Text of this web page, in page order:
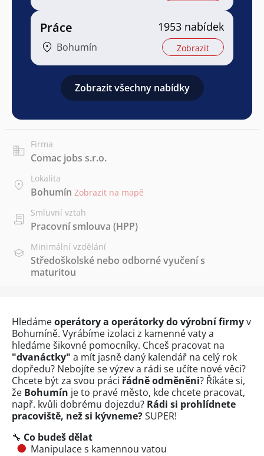
Práce
Bohumín
1953 nabídek
Zobrazit
Zobrazit všechny nabídky
Firma
Comac jobs s.r.o.
Lokalita
Bohumín Zobrazit na mapě
Smluvní vztah
Pracovní smlouva (HPP)
Minimální vzdělání
Středoškolské nebo odborné vyučení s
maturitou
Hledámeoperátory a operátorky do výrobní firmyv
Bohumíně. Vyrábíme izolaci z kamenné vaty a
hledáme šikovné pomocníky. Chceš pracovat na
"dvanáctky" a mít jasně daný kalendář na celý rok
dopředu? Nebojíte se výzev a rádi se učíte nové věci?
Chcete být za svou práci řádně odměněni? Říkáte si,
že Bohumín je to pravé město, kde chcete pracovat,
např. kvůli dobrému dojezdu? Rádi si prohlídnete
pracoviště, než si kývneme?SUPER!
🔧 Co budeš dělat
Manipulace s kamennou vatou